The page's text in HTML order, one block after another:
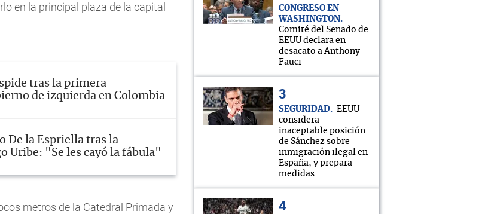
en la principal plaza de la capital
tras la primera
de izquierda en Colombia
De la Espriella tras la
Uribe: "Se les cayó la fábula"
metros de la Catedral Primada y
CONGRESO EN
WASHINGTON
Comité del Senado de
EEUU declara en
desacato a Anthony
Fauci
SEGURIDAD
EEUU
considera
inaceptable posición
de Sánchez sobre
inmigración ilegal en
España, y prepara
medidas